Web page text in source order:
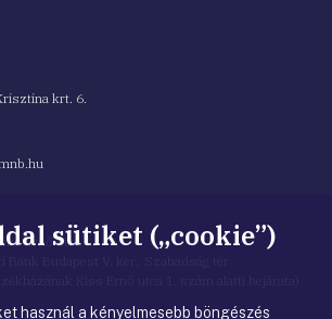
krt. 6.
Ernő utca 1.
Bank Budapest V. ker., Szabadság tér
Kiss Ernő utca 1. szám alatti bejárata)
sütiket („cookie”)
használ a kényelmesebb böngészés